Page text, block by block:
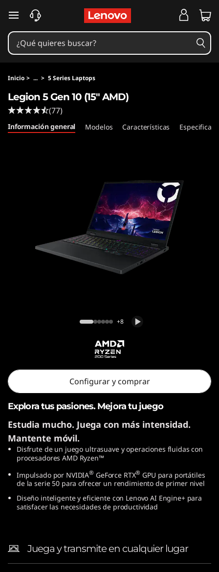
e
g
o
n
5
M
D
Ir al contenido principal
Inicio > ... > 5 Series Laptops
Legion 5 Gen 10 (15" AMD)
(77)
Información general Modelos Características
+8
Configurar y comprar
Explora tus pasiones. Mejora tu juego
Estudia mucho. Juega con más intensidad.
Mantente móvil.
Disfrute de un juego ultrasuave y operaciones fluidas con
procesadores AMD Ryzen™
Impulsado por NVIDIA® GeForce RTX® GPU para portátiles
de la serie 50 para ofrecer un rendimiento de primer nivel
Diseño inteligente y eficiente con Lenovo AI Engine+ para
satisfacer las necesidades de productividad
Juega y transmite en cualquier lugar